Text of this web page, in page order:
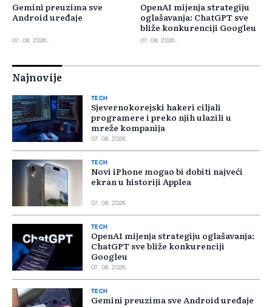
Gemini preuzima sve
Android uređaje
07. 08. 2026.
OpenAI mijenja strategiju
oglašavanja: ChatGPT sve
bliže konkurenciji Googleu
07. 08. 2026.
Najnovije
TECH
Sjevernokorejski hakeri ciljali
programere i preko njih ulazili u
mreže kompanija
07. 08. 2026.
TECH
Novi iPhone mogao bi dobiti najveći
ekran u historiji Applea
07. 08. 2026.
TECH
OpenAI mijenja strategiju oglašavanja:
ChatGPT sve bliže konkurenciji
Googleu
07. 08. 2026.
TECH
Gemini preuzima sve Android uređaje